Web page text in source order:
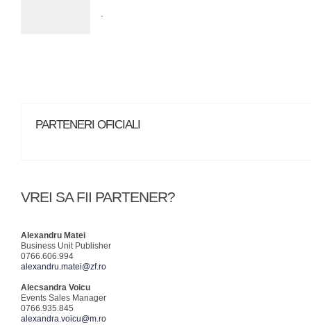
.
PARTENERI OFICIALI
VREI SA FII PARTENER?
Alexandru Matei
Business Unit Publisher
0766.606.994
alexandru.matei@zf.ro
Alecsandra Voicu
Events Sales Manager
0766.935.845
alexandra.voicu@m.ro